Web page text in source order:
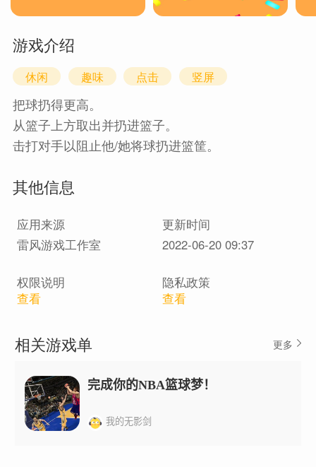
游戏介绍
休闲 趣味 点击 竖屏
把球扔得更高。
从篮子上方取出并扔进篮子。
击打对手以阻止他/她将球扔进篮筐。
其他信息
应用来源
更新时间
雷风游戏工作室
2022-06-20 09:37
权限说明
查看
隐私政策
查看
相关游戏单 更多
完成你的NBA篮球梦！
我的无影剑